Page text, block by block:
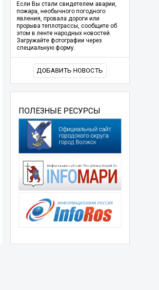
Если Вы стали свидетелем аварии,
пожара, необычного погодного
явления, провала дороги или
прорыва теплотрассы, сообщите об
этом в ленте народных новостей.
Загружайте фотографии через
специальную форму.
ДОБАВИТЬ НОВОСТЬ
ПОЛЕЗНЫЕ РЕСУРСЫ